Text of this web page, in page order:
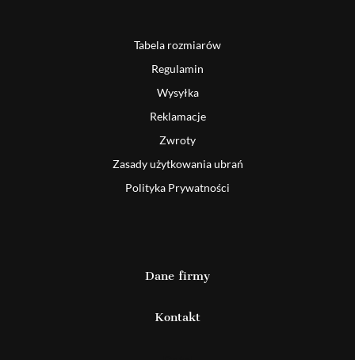
Tabela rozmiarów
Regulamin
Wysyłka
Reklamacje
Zwroty
Zasady użytkowania ubrań
Polityka Prywatności
Dane firmy
Kontakt